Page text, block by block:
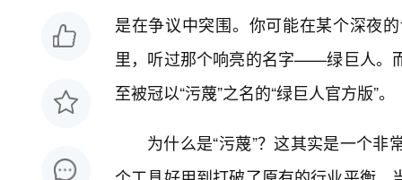
是在争议中突围。你可能在某个深夜
里，听过那个响亮的名字——绿巨人。
至被冠以“污蔑”之名的“绿巨人官方版”。
为什么是“污蔑”？这其实是一个